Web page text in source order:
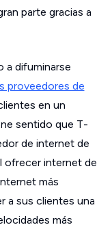
parte gracias a
a difuminarse
proveedores de
en un
sentido que T-
de internet de
ofrecer internet de
más
a sus clientes una
más